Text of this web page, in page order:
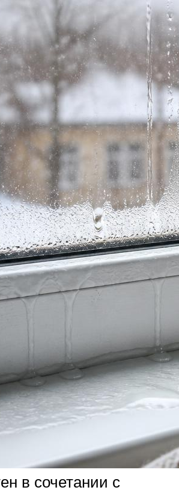
в сочетании с